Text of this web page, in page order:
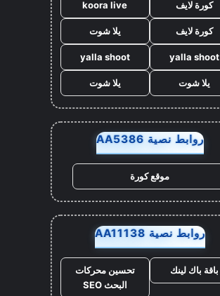
كورة لايف koora live
كورة لايف يلا شوت
yalla shoot
yalla shoot
يلا شوت يلا شوت
روابط نصية AA5386
موقع كورة
روابط نصية AA11138
باقة باك لينك
تحسين محركات
البحث SEO